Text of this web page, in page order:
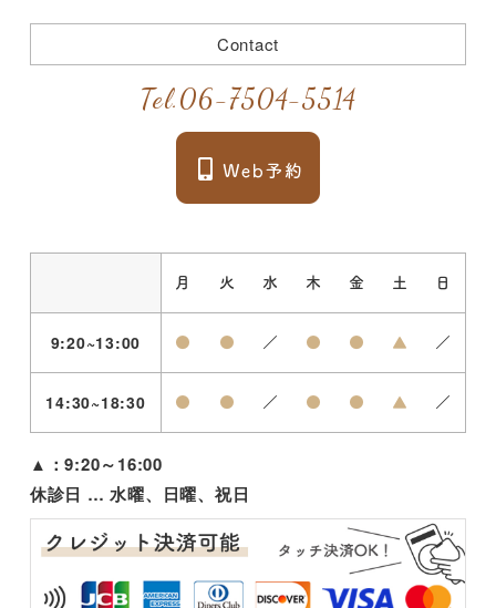
Contact
Tel.06-7504-5514
月 火 水 木 金 土 日
9:20~13:00 ● ● ／ ● ● ▲ ／
14:30~18:30 ● ● ／ ● ● ▲ ／
▲：9:20～16:00
休診日 … 水曜、日曜、祝日